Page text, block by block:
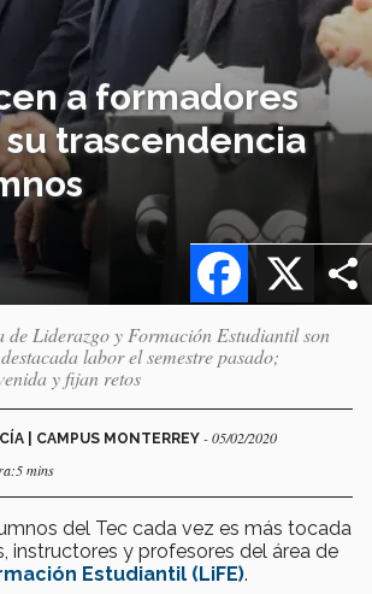
a formadores
su trascendencia
X
Facebook
de Liderazgo y Formación Estudiantil son
labor el semestre pasado;
y fijan retos
| CAMPUS MONTERREY - 05/02/2020
mins
del Tec cada vez es más tocada
instructores y profesores del área de
Estudiantil (LiFE).